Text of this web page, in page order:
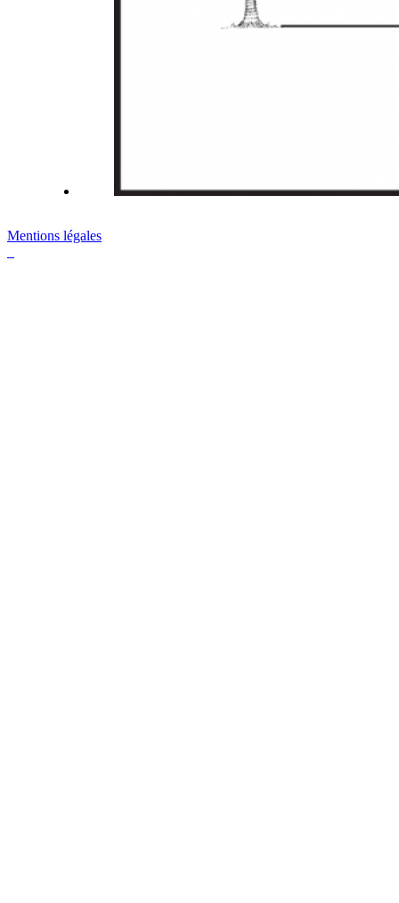
Mentions légales